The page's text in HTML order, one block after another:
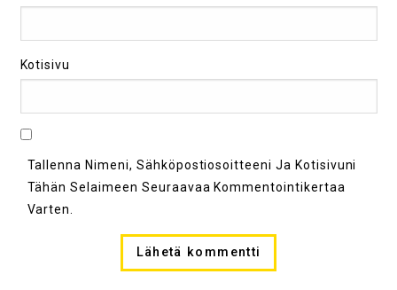
Kotisivu
Tallenna Nimeni, Sähköpostiosoitteeni Ja Kotisivuni
Tähän Selaimeen Seuraavaa Kommentointikertaa
Varten.